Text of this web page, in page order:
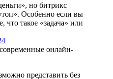
но битрикс
Особенно если вы
что такое «задача» или
онлайн-
представить без